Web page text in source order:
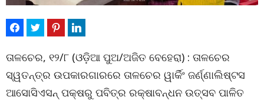
ତାଳଚେର, ୧୨/୮ (ଓଡ଼ିଆ ପୁଅ/ଅଜିତ ବେହେରା) : ତାଳଚେର
ସ୍ୱତନ୍ତ୍ର ଉପକାରଗାରରେ ତାଳଚେର ୱାର୍କିଂ ଜର୍ଣ୍ଣାଲିଷ୍ଟସ
ଆସୋସିଏସନ୍ ପକ୍ଷରୁ ପବିତ୍ର ରକ୍ଷାବନ୍ଧନ ଉତ୍ସବ ପାଳିତ